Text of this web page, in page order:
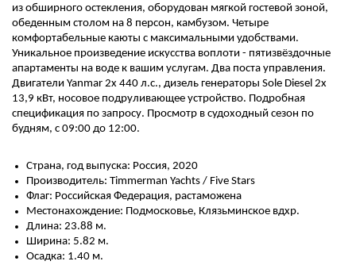
из обширного остекления, оборудован мягкой гостевой зоной,
обеденным столом на 8 персон, камбузом. Четыре
комфортабельные каюты с максимальными удобствами.
Уникальное произведение искусства воплоти - пятизвёздочные
апартаменты на воде к вашим услугам. Два поста управления.
Двигатели Yanmar 2х 440 л.с., дизель генераторы Sole Diesel 2х
13,9 кВт, носовое подруливающее устройство. Подробная
спецификация по запросу. Просмотр в судоходный сезон по
будням, с 09:00 до 12:00.
Страна, год выпуска: Россия, 2020
Производитель: Timmerman Yachts / Five Stars
Флаг: Российская Федерация, растаможена
Местонахождение: Подмосковье, Клязьминское вдхр.
Длина: 23.88 м.
Ширина: 5.82 м.
Осадка: 1.40 м.